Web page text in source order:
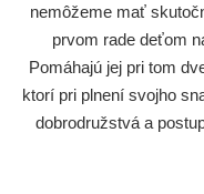
nemôžeme mať
prvom rade deťom
Pomáhajú jej pri tom
ktorí pri plnení svojho
dobrodružstvá a